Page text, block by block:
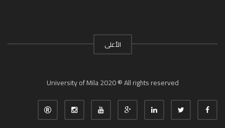
الأعلى
University of Mila 2020 ® All rights reserved